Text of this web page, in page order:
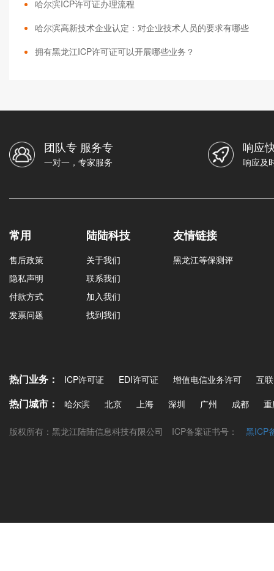
哈尔滨ICP许可证办理流程
哈尔滨高新技术企业认定：对企业技术人员的要求有哪些
拥有黑龙江ICP许可证可以开展哪些业务？
团队专 服务专
一对一，专家服务
响应
响应及
常用
售后政策
隐私声明
付款方式
发票问题
陆陆科技
关于我们
联系我们
加入我们
找到我们
友情链接
黑龙江等保测评
热门业务： ICP许可证 EDI许可证 增值电信业务许可 互
热门城市： 哈尔滨 北京 上海 深圳 广州 成都
版权所有：黑龙江陆陆信息科技有限公司 ICP备案证书号： 黑ICP